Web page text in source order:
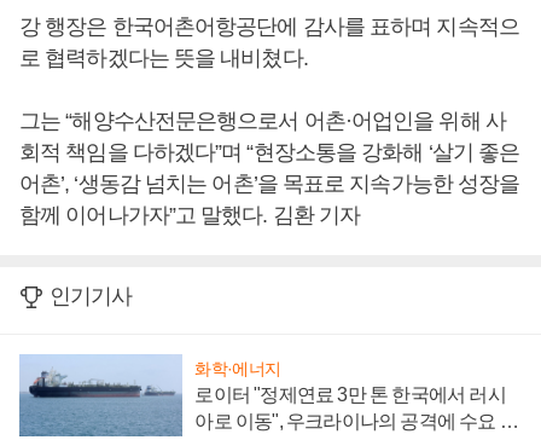
강 행장은 한국어촌어항공단에 감사를 표하며 지속적으
로 협력하겠다는 뜻을 내비쳤다.
그는 “해양수산전문은행으로서 어촌·어업인을 위해 사
회적 책임을 다하겠다”며 “현장소통을 강화해 ‘살기 좋은
어촌’, ‘생동감 넘치는 어촌’을 목표로 지속가능한 성장을
함께 이어나가자”고 말했다. 김환 기자
인기기사
화학·에너지
로이터 "정제연료 3만 톤 한국에서 러시
아로 이동", 우크라이나의 공격에 수요 늘